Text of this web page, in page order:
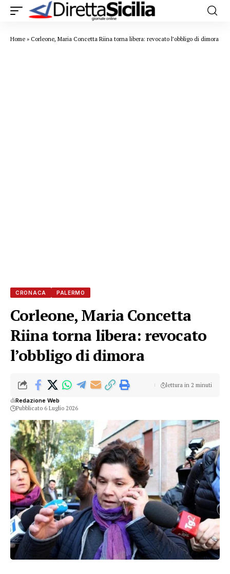
Home » Corleone, Maria Concetta Riina torna libera: revocato l’obbligo di dimora
CRONACA PALERMO
Corleone, Maria Concetta
Riina torna libera: revocato
l’obbligo di dimora
diRedazione Web
Pubblicato 6 Luglio 2026
lettura in 2 minuti